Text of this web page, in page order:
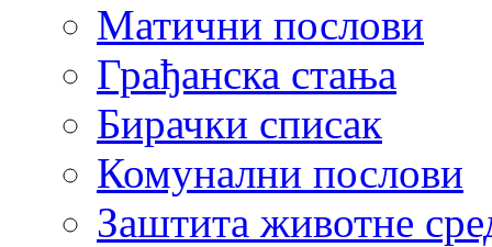
Матични послови
Грађанска стања
Бирачки списак
Комунални послови
Заштита животне